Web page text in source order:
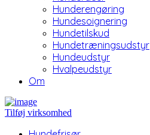
Hunderengøring
Hundesoignering
Hundetilskud
Hundetræningsudstyr
Hundeudstyr
Hvalpeudstyr
Om
Tilføj virksomhed